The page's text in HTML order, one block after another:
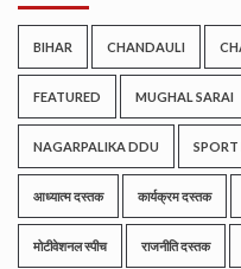
BIHAR CHANDAULI
FEATURED MUGHAL SARAI
NAGARPALIKA DDU
आध्यात्म दस्तक कार्यक्रम दस्तक
मोटीवेशनल स्पीच राजनीति दस्तक